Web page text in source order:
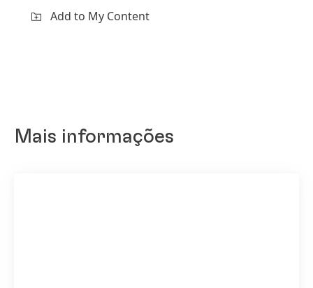
Add to My Content
Mais informações